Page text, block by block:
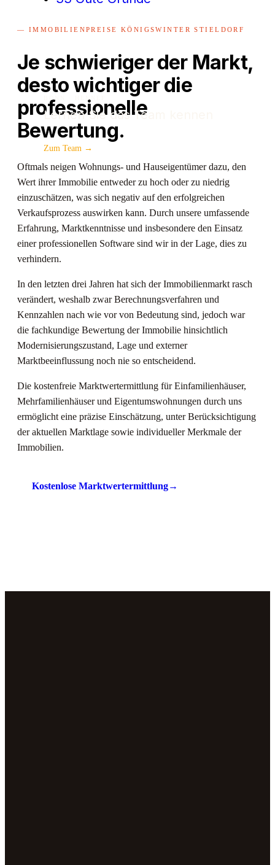
Lernen Sie das Team kennen
Zum Team →
— IMMOBILIENPREISE KÖNIGSWINTER STIELDORF
Je schwieriger der Markt,
desto wichtiger die
professionelle
Bewertung.
Oftmals neigen Wohnungs- und Hauseigentümer dazu, den
Wert ihrer Immobilie entweder zu hoch oder zu niedrig
einzuschätzen, was sich negativ auf den erfolgreichen
Verkaufsprozess auswirken kann. Durch unsere umfassende
Erfahrung, Marktkenntnisse und insbesondere den Einsatz
einer professionellen Software sind wir in der Lage, dies zu
verhindern.
In den letzten drei Jahren hat sich der Immobilienmarkt rasch
verändert, weshalb zwar Berechnungsverfahren und
Kennzahlen nach wie vor von Bedeutung sind, jedoch war
die fachkundige Bewertung der Immobilie hinsichtlich
Modernisierungszustand, Lage und externer
Marktbeeinflussung noch nie so entscheidend.
Die kostenfreie Marktwertermittlung für Einfamilienhäuser,
Mehrfamilienhäuser und Eigentumswohnungen durch uns
ermöglicht eine präzise Einschätzung, unter Berücksichtigung
der aktuellen Marktlage sowie individueller Merkmale der
Immobilien.
Kostenlose Marktwertermittlung→